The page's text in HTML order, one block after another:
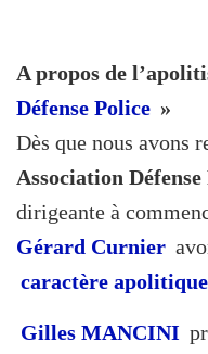
A propos de
Défense Police »
Dès que nous avons
Association Défense
dirigeante à
Gérard Curnier
caractère
Gilles MANCINI